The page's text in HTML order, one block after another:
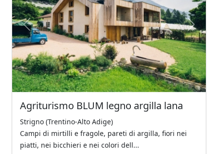
Previous Next
Agriturismo BLUM legno argilla lana
Strigno (Trentino-Alto Adige)
Campi di mirtilli e fragole, pareti di argilla, fiori nei
piatti, nei bicchieri e nei colori dell...